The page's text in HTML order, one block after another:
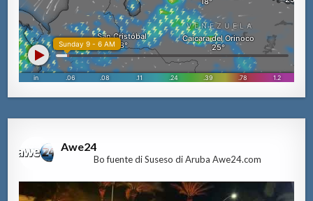
Awe24
Bo fuente di Suseso di Aruba Awe24.com